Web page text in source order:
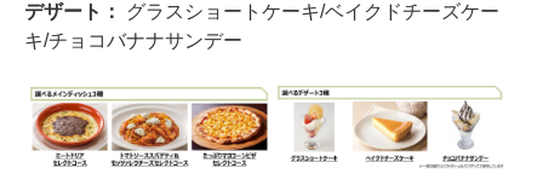
デザート： グラスショートケーキ/ベイクドチーズケー
キ/チョコバナナサンデー